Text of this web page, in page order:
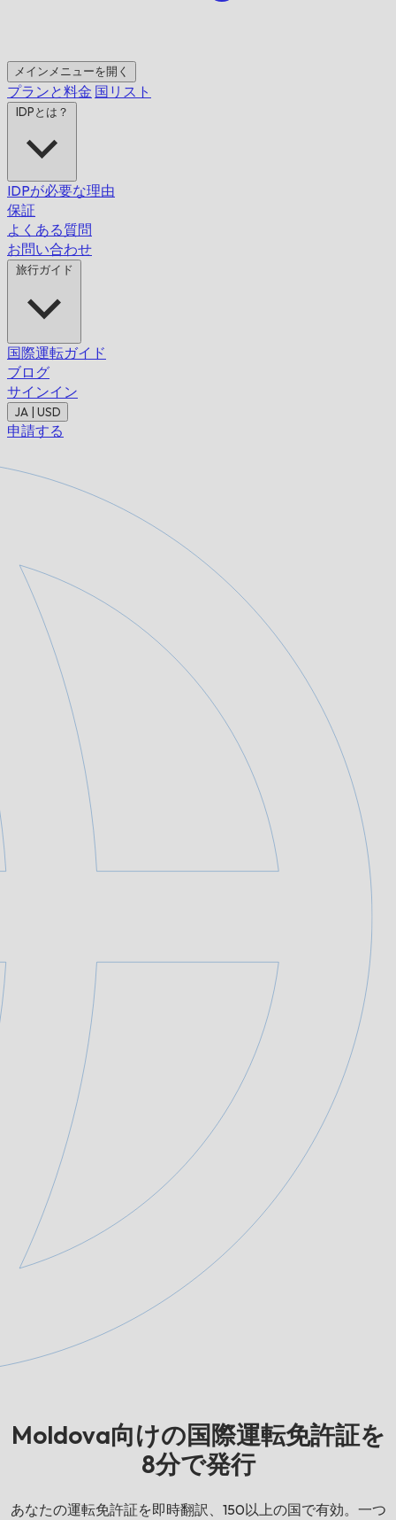
メインメニューを開く
プランと料金 国リスト
IDPとは？
IDPが必要な理由
保証
よくある質問
お問い合わせ
旅行ガイド
国際運転ガイド
ブログ
サインイン
JA | USD
申請する
Moldova向けの国際運転免許証を
8分で発行
あなたの運転免許証を即時翻訳、150以上の国で有効。一つ